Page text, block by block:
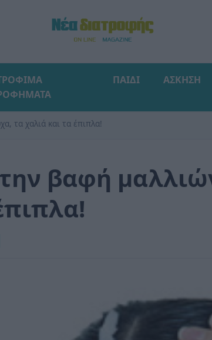
ΠΑΙΔΙ ΑΣΚΗΣΗ
τα χαλιά και τα έπιπλα!
βαφή